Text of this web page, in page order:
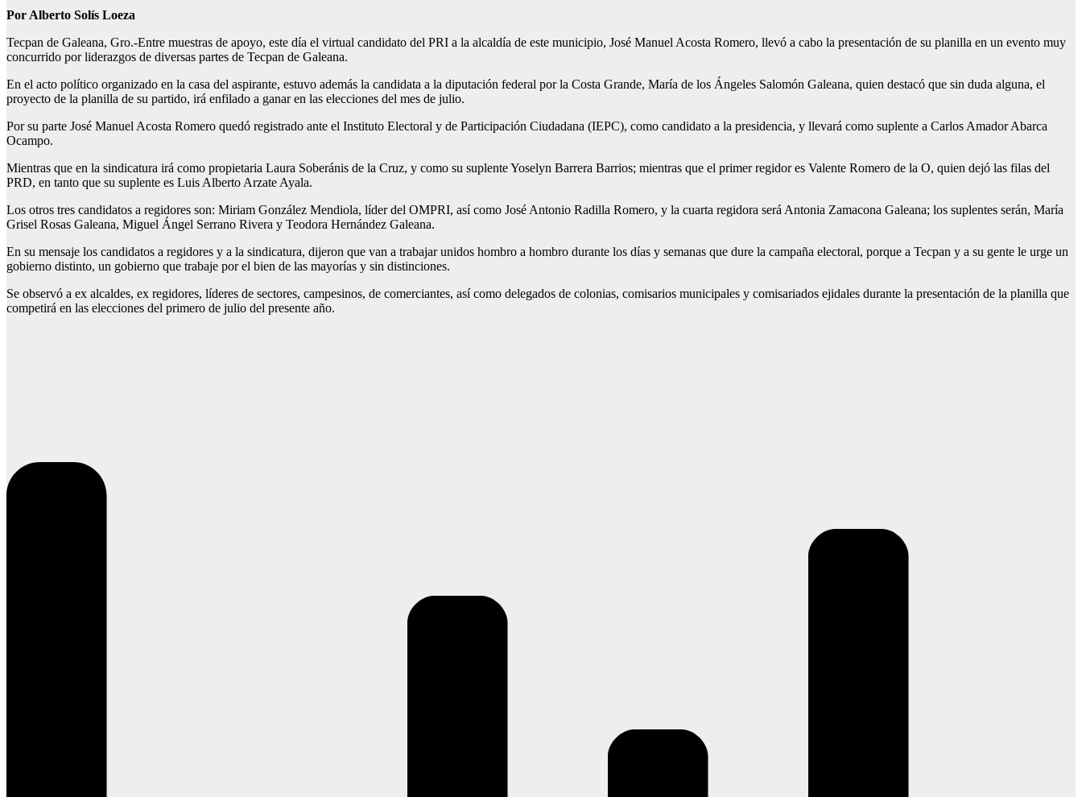
Por Alberto Solís Loeza
Tecpan de Galeana, Gro.-Entre muestras de apoyo, este día el virtual candidato del PRI a la alcaldía de este municipio, José Manuel Acosta Romero, llevó a cabo la presentación de su planilla en un evento muy
concurrido por liderazgos de diversas partes de Tecpan de Galeana.
En el acto político organizado en la casa del aspirante, estuvo además la candidata a la diputación federal por la Costa Grande, María de los Ángeles Salomón Galeana, quien destacó que sin duda alguna, el
proyecto de la planilla de su partido, irá enfilado a ganar en las elecciones del mes de julio.
Por su parte José Manuel Acosta Romero quedó registrado ante el Instituto Electoral y de Participación Ciudadana (IEPC), como candidato a la presidencia, y llevará como suplente a Carlos Amador Abarca
Ocampo.
Mientras que en la sindicatura irá como propietaria Laura Soberánis de la Cruz, y como su suplente Yoselyn Barrera Barrios; mientras que el primer regidor es Valente Romero de la O, quien dejó las filas del
PRD, en tanto que su suplente es Luis Alberto Arzate Ayala.
Los otros tres candidatos a regidores son: Miriam González Mendiola, líder del OMPRI, así como José Antonio Radilla Romero, y la cuarta regidora será Antonia Zamacona Galeana; los suplentes serán, María
Grisel Rosas Galeana, Miguel Ángel Serrano Rivera y Teodora Hernández Galeana.
En su mensaje los candidatos a regidores y a la sindicatura, dijeron que van a trabajar unidos hombro a hombro durante los días y semanas que dure la campaña electoral, porque a Tecpan y a su gente le urge un
gobierno distinto, un gobierno que trabaje por el bien de las mayorías y sin distinciones.
Se observó a ex alcaldes, ex regidores, líderes de sectores, campesinos, de comerciantes, así como delegados de colonias, comisarios municipales y comisariados ejidales durante la presentación de la planilla que
competirá en las elecciones del primero de julio del presente año.